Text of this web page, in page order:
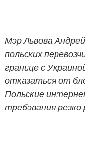
Мэр Львова
польских
границе с
отказаться от
Польские
требования резко